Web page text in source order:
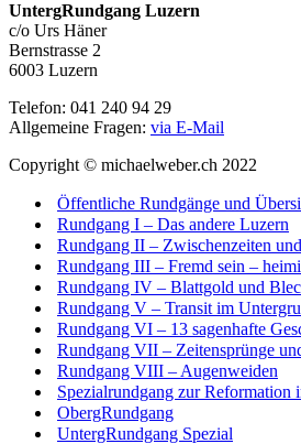
UntergRundgang Luzern
c/o Urs Häner
Bernstrasse 2
6003 Luzern
Telefon: 041 240 94 29
Allgemeine Fragen: via E-Mail
Copyright © michaelweber.ch 2022
Öffentliche Rundgänge und
Rundgang I – Das andere Luzern
Rundgang II – Zwischenzeiten
Rundgang III – Fremd sein –
Rundgang IV – Blattgold und
Rundgang V – Transit im
Rundgang VI – 13 sagenhafte
Rundgang VII – Zeitensprünge
Rundgang VIII – Augenweiden
Spezialrundgang zur Reformation
ObergRundgang
UntergRundgang Spezial